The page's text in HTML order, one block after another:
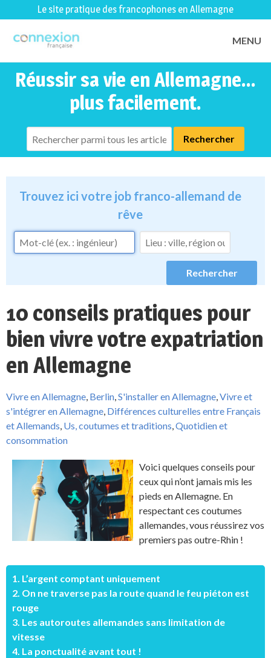
Le site pratique des francophones en Allemagne
MENU
Réussir sa vie en Allemagne...
plus facilement.
Trouvez ici votre job franco-allemand de
rêve
10 conseils pratiques pour
bien vivre votre expatriation
en Allemagne
Vivre en Allemagne, Berlin,S'installer en Allemagne,Vivre et
s'intégrer en Allemagne, Différences culturelles entre Français
et Allemands, Us, coutumes et traditions,Quotidien et
consommation
Voici quelques conseils pour
ceux qui n’ont jamais mis les
pieds en Allemagne. En
respectant ces coutumes
allemandes, vous réussirez vos
premiers pas outre-Rhin !
1. L’argent comptant uniquement
2. On ne traverse pas la route quand le feu piéton est
rouge
3. Les autoroutes allemandes sans limitation de
vitesse
4. La ponctualité avant tout !